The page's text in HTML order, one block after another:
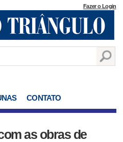
Fazer o Login
CONTATO
as obras de